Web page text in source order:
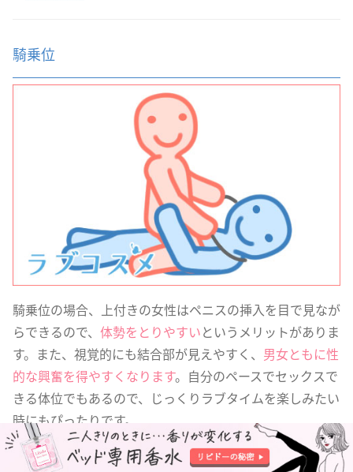
騎乗位
騎乗位の場合、上付きの女性はペニスの挿入を目で見なが
らできるので、 体勢をとりやすいというメリットがありま
す。また、視覚的にも結合部が見えやすく、 男女ともに性
的な興奮を得やすくなります。自分のペースでセックスで
きる体位でもあるので、じっくりラブタイムを楽しみたい
時にもぴったりです。